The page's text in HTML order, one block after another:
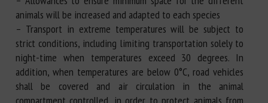
animals will be increased and adapted to each species
– Transport in extreme temperatures will be subject to
strict conditions, including limiting transportation solely to
night-time when temperatures exceed 30 degrees. In
addition, when temperatures are below 0°C, road vehicles
shall be covered and air circulation in the animal